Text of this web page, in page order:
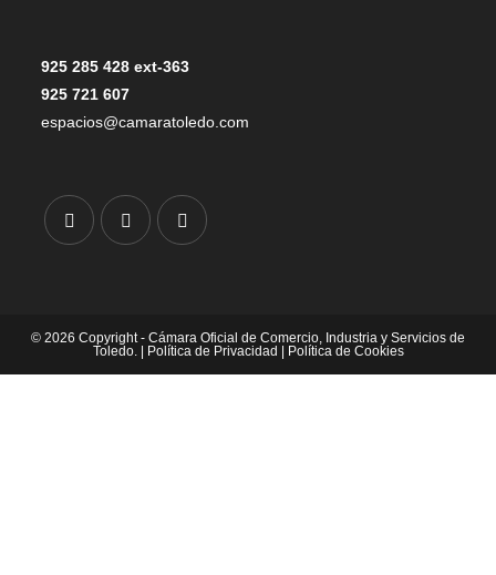
925 285 428 ext-363
925 721 607
espacios@camaratoledo.com
© 2026 Copyright - Cámara Oficial de Comercio, Industria y Servicios de
Toledo. | Política de Privacidad | Política de Cookies